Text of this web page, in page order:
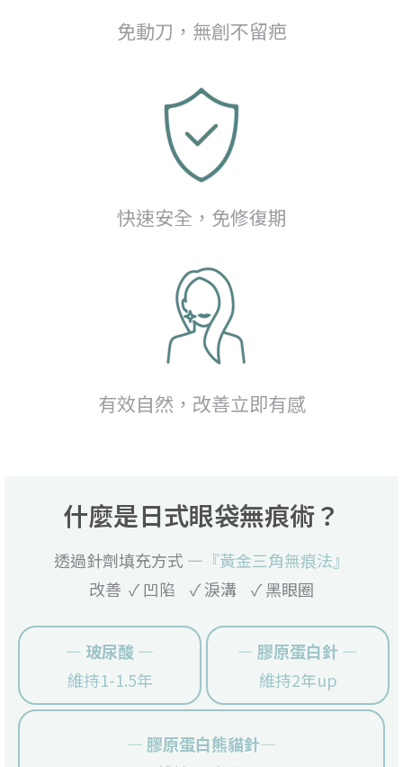
免動刀，無創不留疤
快速安全，免修復期
有效自然，改善立即有感
什麼是日式眼袋無痕術？
透過針劑填充方式 — 『黃金三角無痕法』
改善 ✓ 凹陷 ✓ 淚溝 ✓ 黑眼圈
— 玻尿酸 —
維持1-1.5年
— 膠原蛋白針 —
維持2年up
— 膠原蛋白熊貓針—